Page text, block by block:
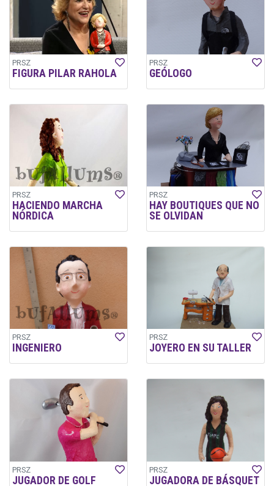
PRSZ
FIGURA PILAR RAHOLA
PRSZ
GEÓLOGO
PRSZ
HACIENDO MARCHA
NÓRDICA
PRSZ
HAY BOUTIQUES QUE NO
SE OLVIDAN
PRSZ
INGENIERO
PRSZ
JOYERO EN SU TALLER
PRSZ
JUGADOR DE GOLF
PRSZ
JUGADORA DE BÁSQUET